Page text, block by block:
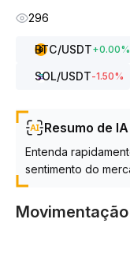
296
BTC/USDT+0.00%
SOL/USDT-1.50%
Resumo de IA
Entenda
sentimento do